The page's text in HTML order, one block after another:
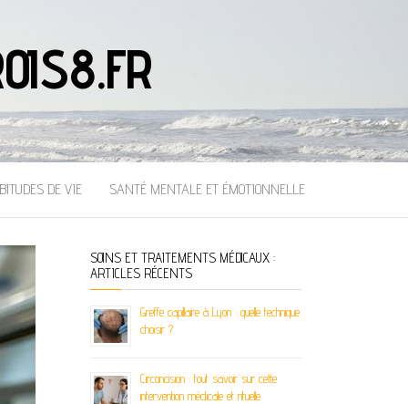
DE VIE SANTÉ MENTALE ET ÉMOTIONNELLE
SOINS ET TRAITEMENTS MÉDICAUX :
ARTICLES RÉCENTS
Greffe capillaire à Lyon : quelle technique
choisir ?
Circoncision : tout savoir sur cette
intervention médicale et rituelle